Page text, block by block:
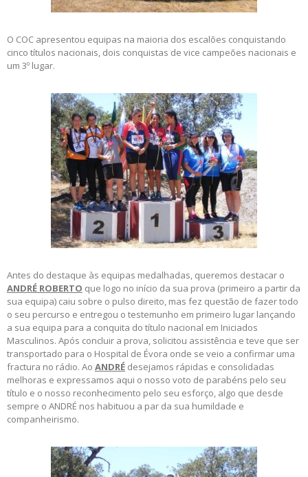
O COC apresentou equipas na maioria dos escalões conquistando
cinco títulos nacionais, dois conquistas de vice campeões nacionais e
um 3º lugar.
Antes do destaque às equipas medalhadas, queremos destacar o
ANDRÉ ROBERTO que logo no início da sua prova (primeiro a partir da
sua equipa) caiu sobre o pulso direito, mas fez questão de fazer todo
o seu percurso e entregou o testemunho em primeiro lugar lançando
a sua equipa para a conquita do título nacional em Iniciados
Masculinos. Após concluir a prova, solicitou assistência e teve que ser
transportado para o Hospital de Évora onde se veio a confirmar uma
fractura no rádio. Ao ANDRÉ desejamos rápidas e consolidadas
melhoras e expressamos aqui o nosso voto de parabéns pelo seu
título e o nosso reconhecimento pelo seu esforço, algo que desde
sempre o ANDRÉ nos habituou a par da sua humildade e
companheirismo.